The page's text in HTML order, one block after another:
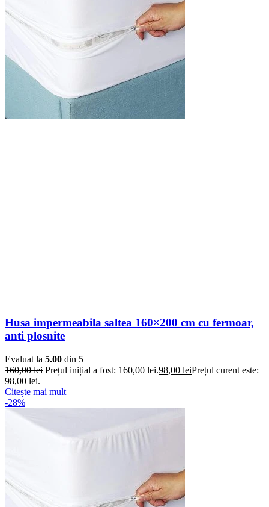
Husa impermeabila saltea 160×200 cm cu fermoar,
anti plosnite
Evaluat la 5.00 din 5
160,00lei Prețul inițial a fost: 160,00 lei.98,00 leiPrețul curent este:
98,00 lei.
Citește mai mult
-28%